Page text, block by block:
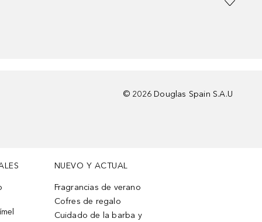
© 2026 Douglas Spain S.A.U
NUEVO Y ACTUAL
Fragrancias de verano
Cofres de regalo
Cuidado de la barba y